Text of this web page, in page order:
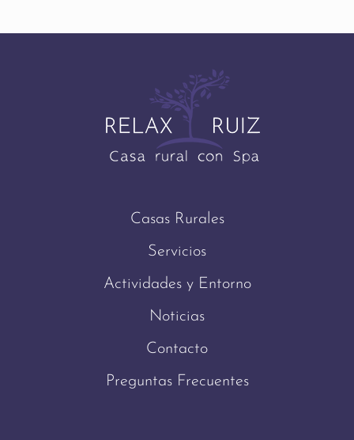
Casas Rurales
Servicios
Actividades y Entorno
Noticias
Contacto
Preguntas Frecuentes